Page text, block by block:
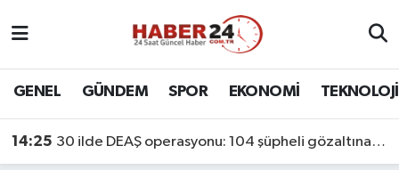
GENEL GÜNDEM SPOR EKONOMİ TEKNOLOJİ
14:25 30 ilde DEAŞ operasyonu: 104 şüpheli gözaltına alındı
Nöbetçi Eczaneler